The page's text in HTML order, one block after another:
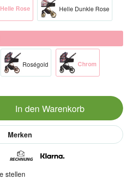
Helle Rose Helle Dunkle Rose
Roségold​ Chrom​
In den Warenkorb
Merken
stellen